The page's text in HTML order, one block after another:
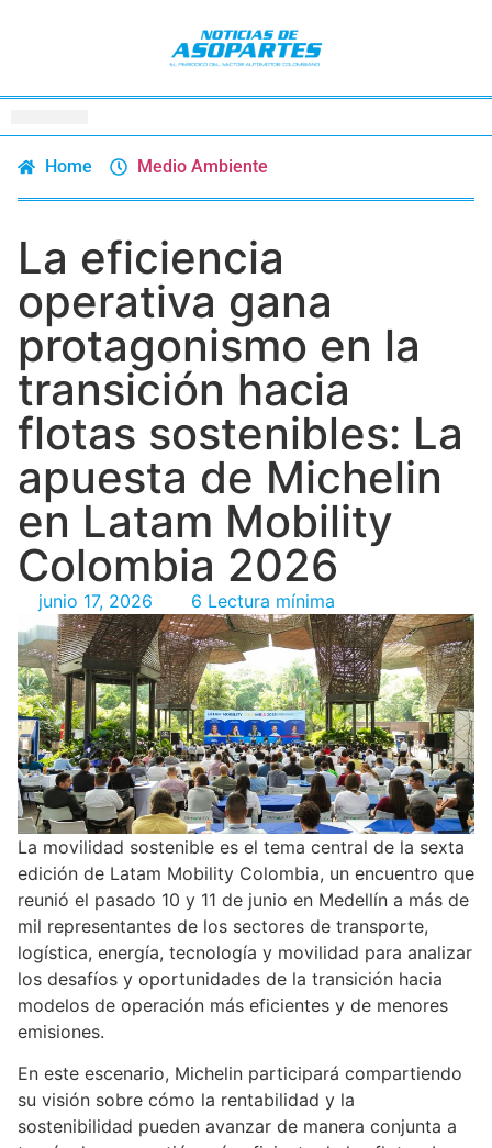
Home Medio Ambiente
La eficiencia
operativa gana
protagonismo en la
transición hacia
flotas sostenibles: La
apuesta de Michelin
en Latam Mobility
Colombia 2026
junio 17, 2026 6 Lectura mínima
La movilidad sostenible es el tema central de la sexta
edición de Latam Mobility Colombia, un encuentro que
reunió el pasado 10 y 11 de junio en Medellín a más de
mil representantes de los sectores de transporte,
logística, energía, tecnología y movilidad para analizar
los desafíos y oportunidades de la transición hacia
modelos de operación más eficientes y de menores
emisiones.
En este escenario, Michelin participará compartiendo
su visión sobre cómo la rentabilidad y la
sostenibilidad pueden avanzar de manera conjunta a